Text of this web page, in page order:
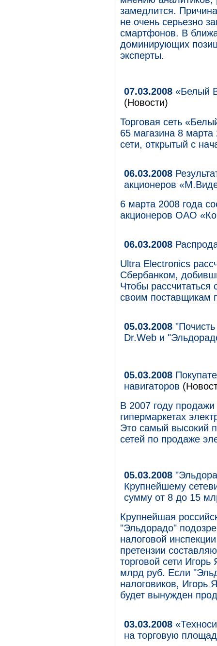
замедлится.
не очень серьезно
смартфонов. В
доминирующих
эксперты.
07.03.2008 «Белый
(Новости)
Торговая сеть
65 магазина 8 марта
сети, открытый с
06.03.2008
акционеров
6 марта 2008 года
акционеров ОАО
06.03.2008
Ultra Electronics
Сбербанком,
Чтобы
своим поставщикам
05.03.2008
Dr.Web и
05.03.2008
навигаторов
В 2007 году
гипермаркетах
Это самый высокий
сетей по продаже
05.03.2008
Крупнейшему
сумму от 8 до 15
Крупнейшая
"Эльдорадо"
налоговой
претензии
торговой сети Игорь
млрд руб. Если
налоговиков, Игорь
будет вынужден
03.03.2008
на торговую